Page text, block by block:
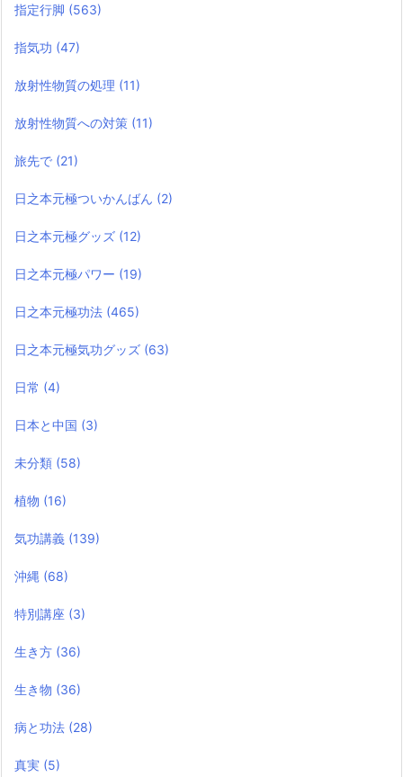
指定行脚 (563)
指気功 (47)
放射性物質の処理 (11)
放射性物質への対策 (11)
旅先で (21)
日之本元極ついかんばん (2)
日之本元極グッズ (12)
日之本元極パワー (19)
日之本元極功法 (465)
日之本元極気功グッズ (63)
日常 (4)
日本と中国 (3)
未分類 (58)
植物 (16)
気功講義 (139)
沖縄 (68)
特別講座 (3)
生き方 (36)
生き物 (36)
病と功法 (28)
真実 (5)